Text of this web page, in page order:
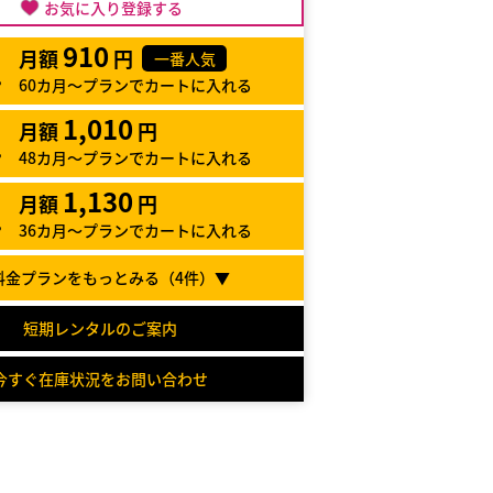
お気に入り登録する
月額 910 円
一番人気
60カ月～プランでカートに入れる
月額 1,010 円
48カ月～プランでカートに入れる
月額 1,130 円
36カ月～プランでカートに入れる
プランをもっとみる（4件）▼
短期レンタルのご案内
すぐ在庫状況をお問い合わせ